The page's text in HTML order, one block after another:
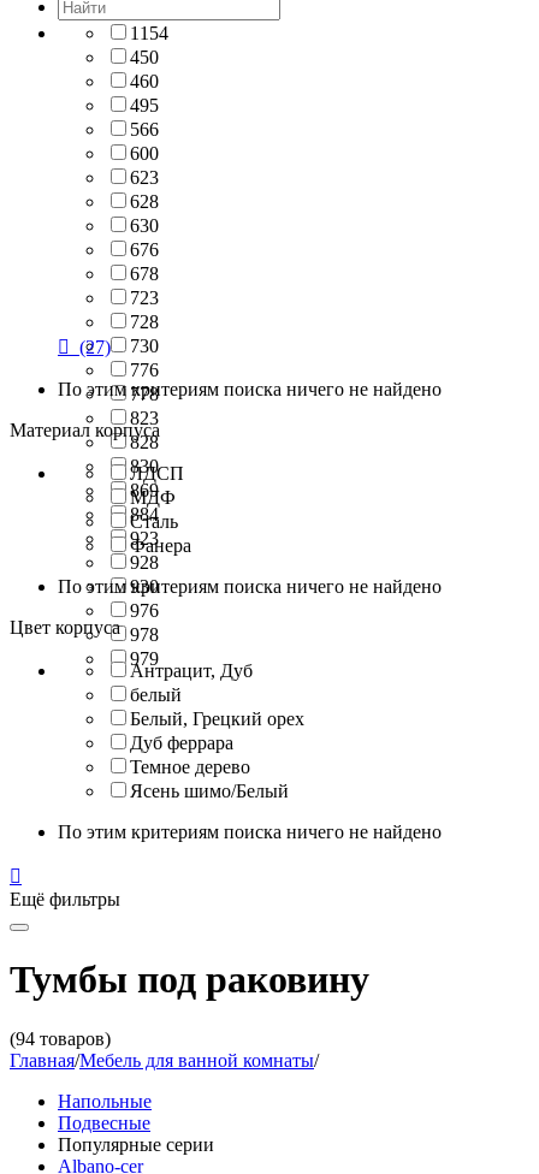
1154
450
460
495
566
600
623
628
630
676
678
723
728
730
776
778
823
828
830
869
884
923
928
930
976
978
979
 (27)
По этим критериям поиска ничего не найдено
Материал корпуса
ЛДСП
МДФ
Сталь
Фанера
По этим критериям поиска ничего не найдено
Цвет корпуса
Антрацит, Дуб
белый
Белый, Грецкий орех
Дуб феррара
Темное дерево
Ясень шимо/Белый
По этим критериям поиска ничего не найдено

Ещё фильтры
Тумбы под раковину
(94 товаров)
Главная/Мебель для ванной комнаты/
Напольные
Подвесные
Популярные серии
Albano-cer